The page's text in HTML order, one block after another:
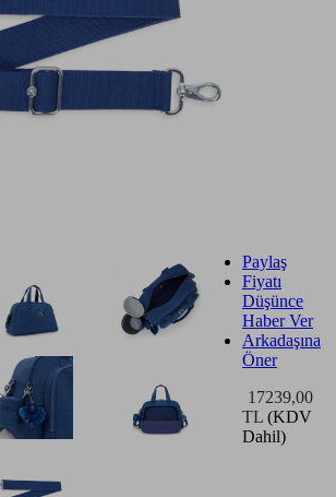
Paylaş
Fiyatı
Düşünce
Haber Ver
Arkadaşına
Öner
17239,00
TL (KDV
Dahil)